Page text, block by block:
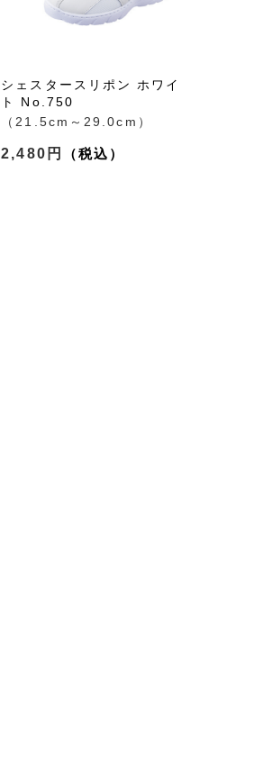
シェスタースリポン ホワイ
ト No.750
（21.5cm～29.0cm）
2,480円